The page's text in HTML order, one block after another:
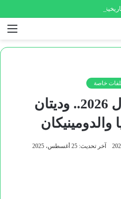
بسبب محمد صلاح
خاصة
استعدادا لمونديال 2026.. وديتان
آخر تحديث: 25 أغسطس، 2025